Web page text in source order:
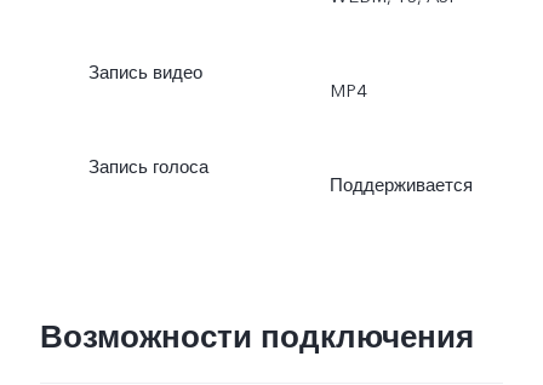
Запись видео
MP4
Запись голоса
Поддерживается
Возможности подключения